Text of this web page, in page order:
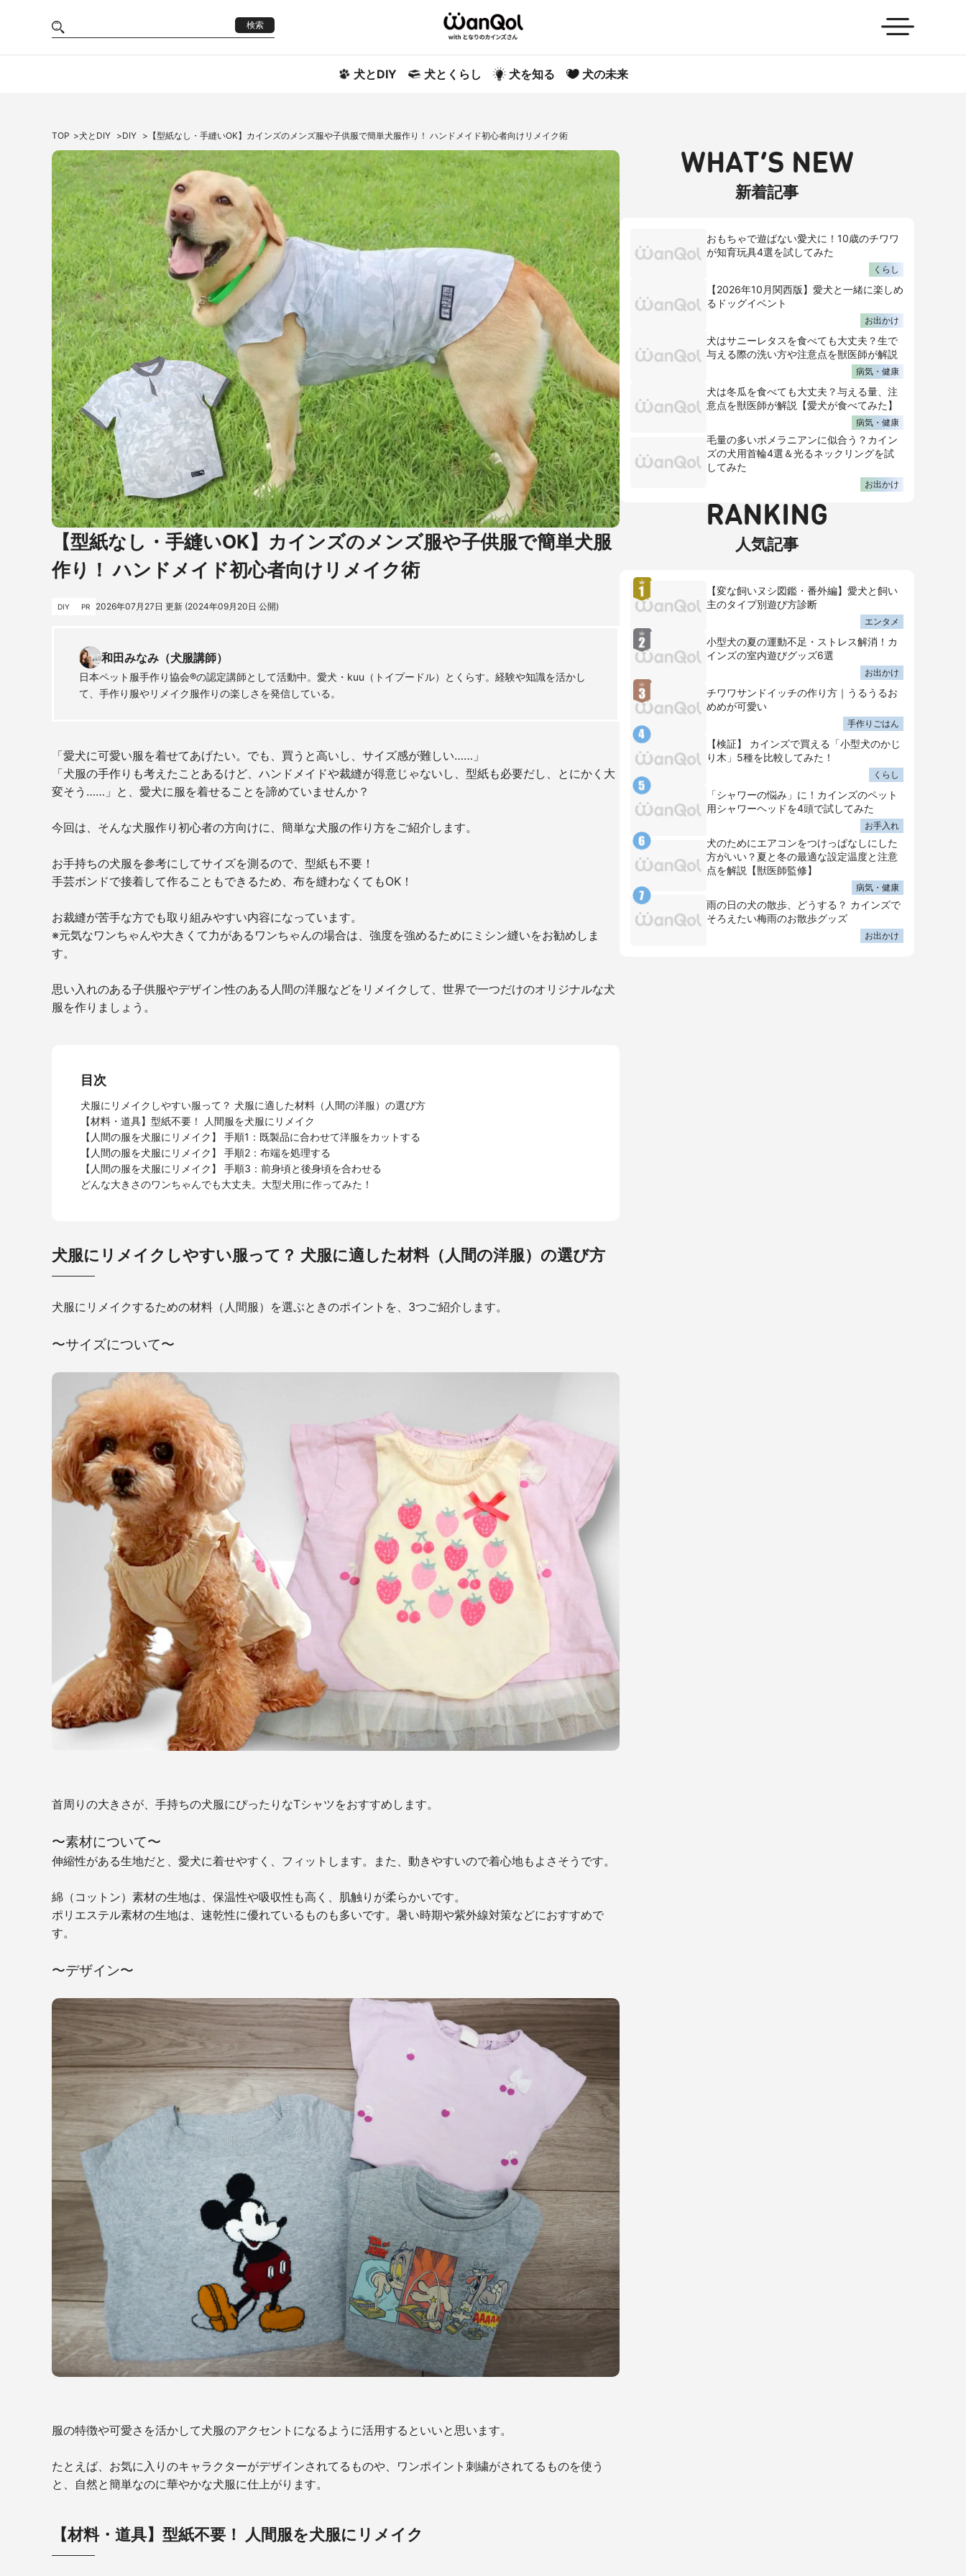
検索
犬とDIY 犬とくらし 犬を知る 犬の未来
TOP 犬とDIY DIY 【型紙なし・手縫いOK】カインズのメンズ服や子供服で簡単犬服作り！ ハンドメイド初心者向けリメイク術
【型紙なし・手縫いOK】カインズのメンズ服や子供服で簡単犬服
作り！ ハンドメイド初心者向けリメイク術
DIY PR 2026年07月27日 更新 (2024年09月20日 公開)
和田みなみ（犬服講師）
日本ペット服手作り協会®の認定講師として活動中。愛犬・kuu（トイプードル）とくらす。経験や知識を活かし
て、手作り服やリメイク服作りの楽しさを発信している。
「愛犬に可愛い服を着せてあげたい。でも、買うと高いし、サイズ感が難しい……」
「犬服の手作りも考えたことあるけど、ハンドメイドや裁縫が得意じゃないし、型紙も必要だし、とにかく大
変そう……」と、愛犬に服を着せることを諦めていませんか？
今回は、そんな犬服作り初心者の方向けに、簡単な犬服の作り方をご紹介します。
お手持ちの犬服を参考にしてサイズを測るので、型紙も不要！
手芸ボンドで接着して作ることもできるため、布を縫わなくてもOK！
お裁縫が苦手な方でも取り組みやすい内容になっています。
※元気なワンちゃんや大きくて力があるワンちゃんの場合は、強度を強めるためにミシン縫いをお勧めしま
す。
思い入れのある子供服やデザイン性のある人間の洋服などをリメイクして、世界で一つだけのオリジナルな犬
服を作りましょう。
目次
犬服にリメイクしやすい服って？ 犬服に適した材料（人間の洋服）の選び方
【材料・道具】型紙不要！ 人間服を犬服にリメイク
【人間の服を犬服にリメイク】 手順1：既製品に合わせて洋服をカットする
【人間の服を犬服にリメイク】 手順2：布端を処理する
【人間の服を犬服にリメイク】 手順3：前身頃と後身頃を合わせる
どんな大きさのワンちゃんでも大丈夫。大型犬用に作ってみた！
犬服にリメイクしやすい服って？ 犬服に適した材料（人間の洋服）の選び方
犬服にリメイクするための材料（人間服）を選ぶときのポイントを、3つご紹介します。
〜サイズについて〜
首周りの大きさが、手持ちの犬服にぴったりなTシャツをおすすめします。
〜素材について〜
伸縮性がある生地だと、愛犬に着せやすく、フィットします。また、動きやすいので着心地もよさそうです。
綿（コットン）素材の生地は、保温性や吸収性も高く、肌触りが柔らかいです。
ポリエステル素材の生地は、速乾性に優れているものも多いです。暑い時期や紫外線対策などにおすすめで
す。
〜デザイン〜
服の特徴や可愛さを活かして犬服のアクセントになるように活用するといいと思います。
たとえば、お気に入りのキャラクターがデザインされてるものや、ワンポイント刺繍がされてるものを使う
と、自然と簡単なのに華やかな犬服に仕上がります。
【材料・道具】型紙不要！ 人間服を犬服にリメイク
WHAT’S NEW
新着記事
おもちゃで遊ばない愛犬に！10歳のチワワ
が知育玩具4選を試してみた
くらし
【2026年10月関西版】愛犬と一緒に楽しめ
るドッグイベント
お出かけ
犬はサニーレタスを食べても大丈夫？生で
与える際の洗い方や注意点を獣医師が解説
病気・健康
犬は冬瓜を食べても大丈夫？与える量、注
意点を獣医師が解説【愛犬が食べてみた】
病気・健康
毛量の多いポメラニアンに似合う？カイン
ズの犬用首輪4選＆光るネックリングを試
してみた
お出かけ
RANKING
人気記事
【変な飼いヌシ図鑑・番外編】愛犬と飼い
主のタイプ別遊び方診断
エンタメ
小型犬の夏の運動不足・ストレス解消！カ
インズの室内遊びグッズ6選
お出かけ
チワワサンドイッチの作り方｜うるうるお
めめが可愛い
手作りごはん
【検証】 カインズで買える「小型犬のかじ
り木」5種を比較してみた！
くらし
「シャワーの悩み」に！カインズのペット
用シャワーヘッドを4頭で試してみた
お手入れ
犬のためにエアコンをつけっぱなしにした
方がいい？夏と冬の最適な設定温度と注意
点を解説【獣医師監修】
病気・健康
雨の日の犬の散歩、どうする？ カインズで
そろえたい梅雨のお散歩グッズ
お出かけ